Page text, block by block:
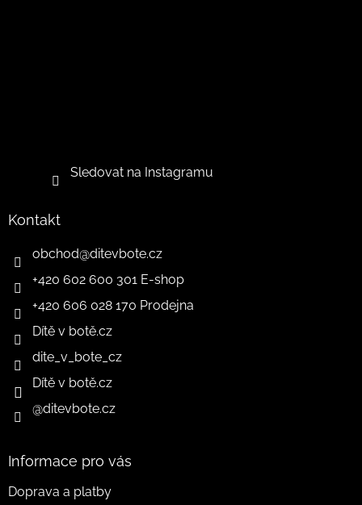
Sledovat na Instagramu
Kontakt
obchod@ditevbote.cz
+420 602 600 301 E-shop
+420 606 028 170 Prodejna
Dítě v botě.cz
dite_v_bote_cz
Dítě v botě.cz
@ditevbote.cz
Informace pro vás
Doprava a platby